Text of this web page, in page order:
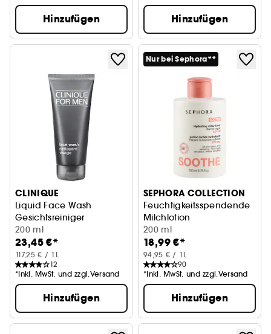
Hinzufügen Hinzufügen
CLINIQUE
Liquid Face Wash
Gesichtsreiniger
200 ml
23,45 €*
117,25 € / 1L
12
*Inkl. MwSt. und zzgl.Versand
Hinzufügen
Nur bei Sephora**
SEPHORA COLLECTION
Feuchtigkeitsspendende
Milchlotion
mit Ectoin
200 ml
18,99 €*
94,95 € / 1L
90
*Inkl. MwSt. und zzgl.Versand
Hinzufügen